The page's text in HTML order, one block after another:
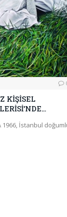
KİŞİSEL
1966, İstanbul